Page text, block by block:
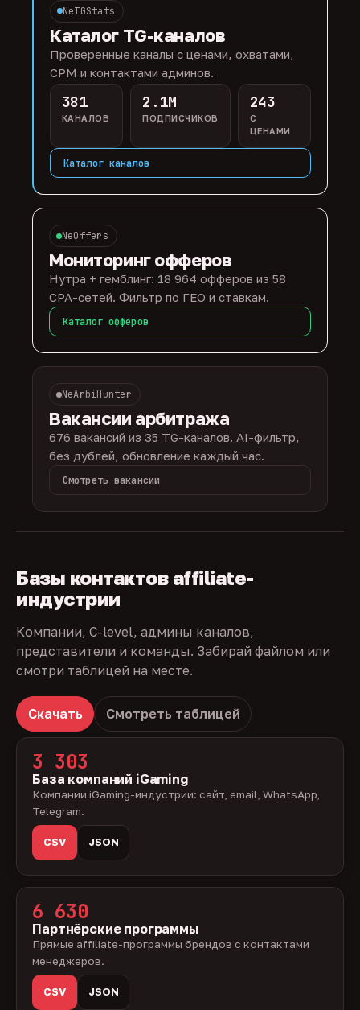
NeTGStats
Каталог TG-каналов
Проверенные каналы с ценами, охватами,
CPM и контактами админов.
381
КАНАЛОВ
2.1M
ПОДПИСЧИКОВ
243
С
ЦЕНАМИ
Каталог каналов
NeOffers
Мониторинг офферов
Нутра + гемблинг: 18 964 офферов из 58
CPA-сетей. Фильтр по ГЕО и ставкам.
Каталог офферов
NeArbiHunter
Вакансии арбитража
676 вакансий из 35 TG-каналов. AI-фильтр,
без дублей, обновление каждый час.
Смотреть вакансии
Базы контактов affiliate-
индустрии
Компании, C-level, админы каналов,
представители и команды. Забирай файлом или
смотри таблицей на месте.
Скачать Смотреть таблицей
3 303
База компаний iGaming
Компании iGaming-индустрии: сайт, email, WhatsApp,
Telegram.
CSV JSON
6 630
Партнёрские программы
Прямые affiliate-программы брендов с контактами
менеджеров.
CSV JSON